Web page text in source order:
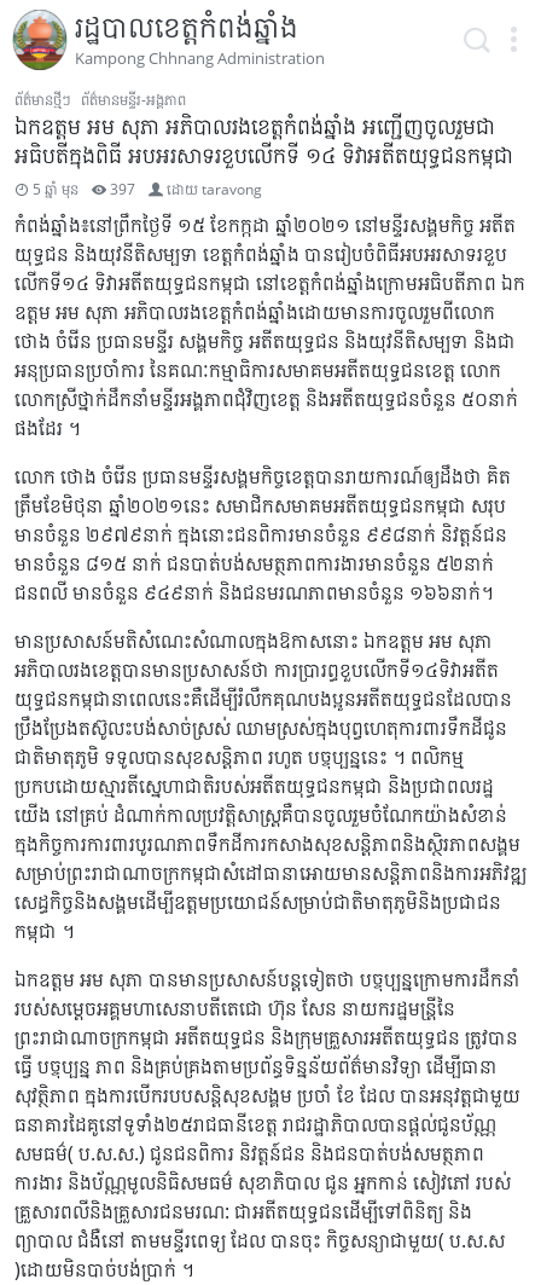
រដ្ឋបាលខេត្តកំពង់ឆ្នាំង
Kampong Chhnang Administration
ព័ត៌មានថ្មីៗ ព័ត៌មានមន្ទីរ-អង្គភាព
ឯកឧត្តម អម សុភា អភិបាលរងខេត្តកំពង់ឆ្នាំង អញ្ជើញចូលរួមជា
អធិបតីក្នុងពិធី អបអរសាទរខួបលើកទី ១៤ ទិវាអតីតយុទ្ធជនកម្ពុជា
5 ឆ្នាំ មុន 397 ដោយtaravong
កំពង់ឆ្នាំង៖នៅព្រឹកថ្ងៃទី ១៥ ខែកក្កដា ឆ្នាំ២០២១ នៅមន្ទីរសង្គមកិច្ច អតីត
យុទ្ធជន និងយុវនីតិសម្បទា ខេត្តកំពង់ឆ្នាំង បានរៀបចំពិធីអបអរសាទរខួប
លើកទី១៤ ទិវាអតីតយុទ្ធជនកម្ពុជា នៅខេត្តកំពង់ឆ្នាំងក្រោមអធិបតីភាព ឯក
ឧត្តម អម សុភា អភិបាលរងខេត្តកំពង់ឆ្នាំងដោយមានការចូលរួមពីលោក
ថោង ចំរើន ប្រធានមន្ទីរ សង្គមកិច្ច អតីតយុទ្ធជន និងយុវនីតិសម្បទា និងជា
អនុប្រធានប្រចាំការ នៃគណៈកម្មាធិការសមាគមអតីតយុទ្ធជនខេត្ត លោក
លោកស្រីថ្នាក់ដឹកនាំមន្ទីរអង្គភាពជុំវិញខេត្ត និងអតីតយុទ្ធជនចំនួន ៥០នាក់
ផងដែរ ។
លោក ថោង ចំរើន ប្រធានមន្ទីរសង្គមកិច្ចខេត្តបានរាយការណ៍ឲ្យដឹងថា គិត
ត្រឹមខែមិថុនា ឆ្នាំ២០២១នេះ សមាជិកសមាគមអតីតយុទ្ធជនកម្ពុជា សរុប
មានចំនួន ២៩៧៩នាក់ ក្នុងនោះជនពិការមានចំនួន ៩៩៨នាក់ និវត្តន៍ជន
មានចំនួន ៨១៥ នាក់ ជនបាត់បង់សមត្ថភាពការងារមានចំនួន ៥២នាក់
ជនពលី មានចំនួន ៩៤៩នាក់ និងជនមរណភាពមានចំនួន ១៦៦នាក់។
មានប្រសាសន៍មតិសំណេះសំណាលក្នុងឱកាសនោះ ឯកឧត្តម អម សុភា
អភិបាលរងខេត្តបានមានប្រសាសន៍ថា ការប្រារព្ធខួបលើកទី១៤ទិវាអតីត
យុទ្ធជនកម្ពុជានាពេលនេះគឺដើម្បីរំលឹកគុណបងប្អូនអតីតយុទ្ធជនដែលបាន
ប្រឹងប្រែងតស៊ូលះបង់សាច់ស្រស់ ឈាមស្រស់ក្នុងបុព្វហេតុការពារទឹកដីជូន
ជាតិមាតុភូមិ ទទូលបានសុខសន្តិភាព រហូត បច្ចុប្បន្ននេះ ។ ពលិកម្ម
ប្រកបដោយស្មារតីស្នេហាជាតិរបស់អតីតយុទ្ធជនកម្ពុជា និងប្រជាពលរដ្ឋ
យើង នៅគ្រប់ ដំណាក់កាលប្រវត្តិសាស្រ្ដគឺបានចូលរួមចំណែកយ៉ាងសំខាន់
ក្នុងកិច្ចការការពារបូរណភាពទឹកដីការកសាងសុខសន្តិភាពនិងស្ថិរភាពសង្គម
សម្រាប់ព្រះរាជាណាចក្រកម្ពុជាសំដៅធានាអោយមានសន្តិភាពនិងការអភិវឌ្ឍ
សេដ្ធកិច្ចនិងសង្គមដើម្បីឧត្តមប្រយោជន៍សម្រាប់ជាតិមាតុភូមិនិងប្រជាជន
កម្ពុជា ។
ឯកឧត្តម អម សុភា បានមានប្រសាសន៍បន្តទៀតថា បច្ចុប្បន្នក្រោមការដឹកនាំ
របស់សម្តេចអគ្គមហាសេនាបតីតេជោ ហ៊ុន សែន នាយករដ្ឋមន្ត្រីនៃ
ព្រះរាជាណាចក្រកម្ពុជា អតីតយុទ្ធជន និងក្រុមគ្រួសារអតីតយុទ្ធជន ត្រូវបាន
ធ្វើ បច្ចុប្បន្ន ភាព និងគ្រប់គ្រងតាមប្រព័ន្ធទិន្នន័យព័ត៌មានវិទ្យា ដើម្បីធានា
សុវត្ថិភាព ក្នុងការបើករបបសន្តិសុខសង្គម ប្រចាំ ខែ ដែល បានអនុវត្តជាមួយ
ធនាគារដៃគូនៅទូទាំង២៥រាជធានីខេត្ត រាជរដ្ឋាភិបាលបានផ្តល់ជូនប័ណ្ណ
សមធម៌( ប.ស.ស.) ជូនជនពិការ និវត្តន៍ជន និងជនបាត់បង់សមត្ថភាព
ការងារ និងប័ណ្ណមូលនិធិសមធម៌ សុខាភិបាល ជូន អ្នកកាន់ សៀវភៅ របស់
គ្រួសារពលីនិងគ្រួសារជនមរណ: ជាអតីតយុទ្ធជនដើម្បីទៅពិនិត្យ និង
ព្យាបាល ជំងឺនៅ តាមមន្ទីរពេទ្យ ដែល បានចុះ កិច្ចសន្យាជាមួយ( ប.ស.ស
)ដោយមិនបាច់បង់ប្រាក់ ។